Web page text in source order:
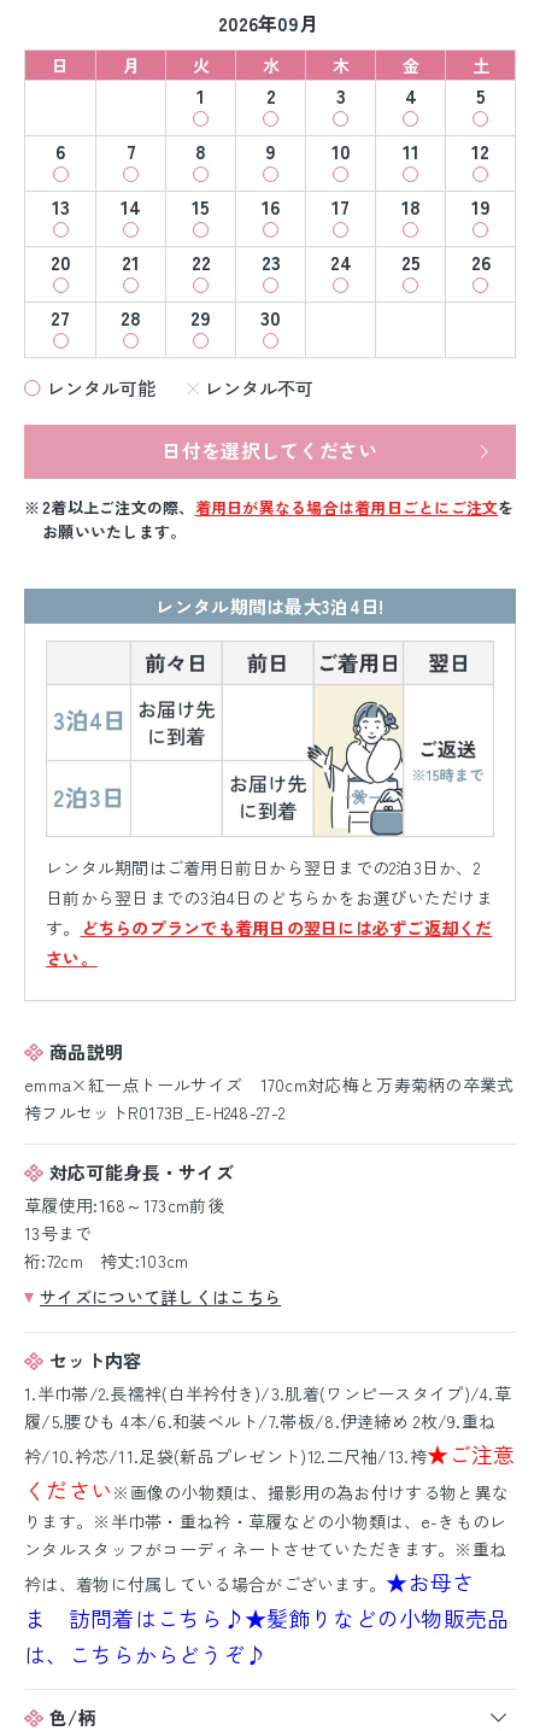
2026年09月
日 月 火 水 木 金 土
1 2 3 4
5
6
7 8 9 10 11
12
13
14 15 16 17 18
19
20
21 22 23 24 25
26
27
28 29 30
レンタル可能 レンタル不可
日付を選択してください
2着以上ご注文の際、 着用日が異なる場合は着用日ごとにご注文を
お願いいたします。
レンタル期間は最大3泊4日!
レンタル期間はご着用日前日から翌日までの2泊3日か、2
日前から翌日までの3泊4日のどちらかをお選びいただけま
す。
どちらのプランでも着用日の翌日には必ずご返却くだ
さい。
商品説明
emma×紅一点トールサイズ 170cm対応梅と万寿菊柄の卒業式
袴フルセットR0173B_E-H248-27-2
対応可能身長・サイズ
草履使用:168～173cm前後
13号まで
裄:72cm 袴丈:103cm
サイズについて詳しくはこちら
セット内容
1.半巾帯/2.長襦袢(白半衿付き)/3.肌着(ワンピースタイプ)/4.草
履/5.腰ひも 4本/6.和装ベルト/7.帯板/8.伊逹締め 2枚/9.重ね
衿/10.衿芯/11.足袋(新品プレゼント)12.二尺袖/13.袴★ご注意
ください ※画像の小物類は、撮影用の為お付けする物と異な
ります。※半巾帯・重ね衿・草履などの小物類は、e-きものレ
ンタルスタッフがコーディネートさせていただきます。※重ね
衿は、着物に付属している場合がございます。★お母さ
ま 訪問着はこちら♪★髪飾りなどの小物販売品
は、こちらからどうぞ♪
色/柄